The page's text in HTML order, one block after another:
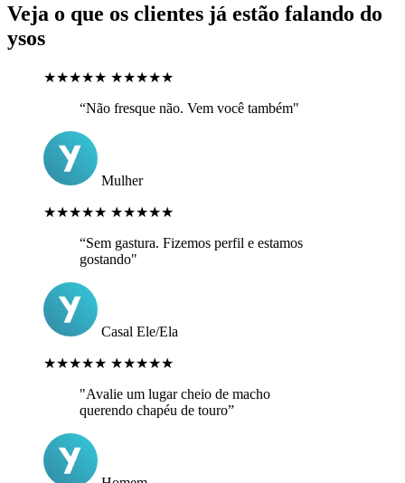
Veja o que os clientes já estão falando do
ysos
★★★★★ ★★★★★
“Não fresque não. Vem você também"
Mulher
★★★★★ ★★★★★
“Sem gastura. Fizemos perfil e estamos
gostando"
Casal Ele/Ela
★★★★★ ★★★★★
"Avalie um lugar cheio de macho
querendo chapéu de touro”